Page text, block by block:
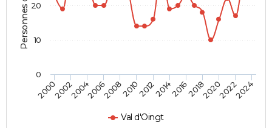
Val d'Oingt
2000200220042006200820102012201420162018202020222024
0
10
20